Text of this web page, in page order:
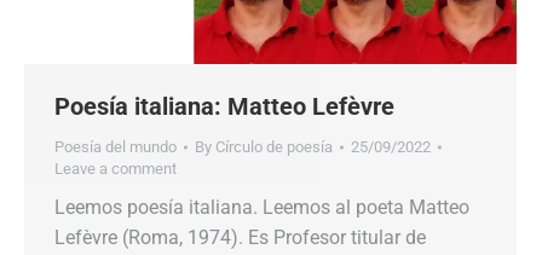
Poesía italiana: Matteo Lefèvre
Poesía del mundo By Círculo de poesía
25/09/2022
Leave a comment
Leemos poesía italiana. Leemos al poeta Matteo
Lefèvre (Roma, 1974). Es Profesor titular de